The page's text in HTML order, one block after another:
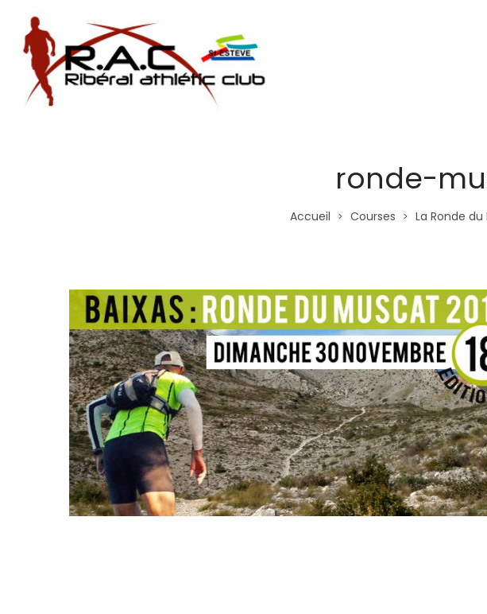
ronde-
Accueil > Courses > La Ronde